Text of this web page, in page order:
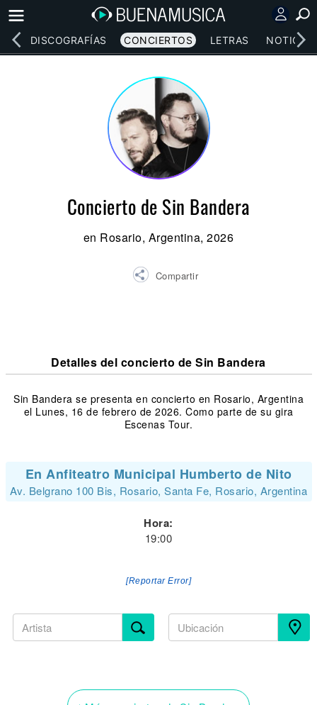
DISCOGRAFÍAS CONCIERTOS LETRAS NOTICIAS
Concierto de Sin Bandera
en Rosario, Argentina, 2026
Compartir
Detalles del concierto de Sin Bandera
Sin Bandera se presenta en concierto en Rosario, Argentina
el Lunes, 16 de febrero de 2026. Como parte de su gira
Escenas Tour.
En Anfiteatro Municipal Humberto de Nito
Av. Belgrano 100 Bis, Rosario, Santa Fe, Rosario, Argentina
Hora:
19:00
[Reportar Error]